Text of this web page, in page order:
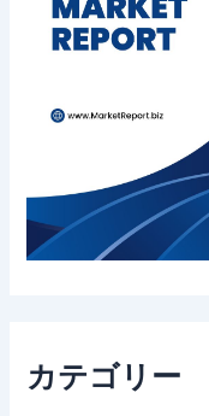
カテゴリー